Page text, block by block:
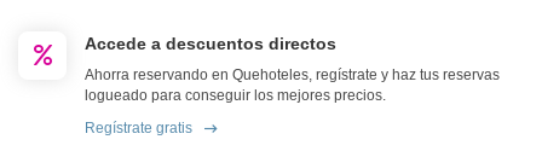
Accede a descuentos directos
Ahorra reservando en Quehoteles, regístrate y haz tus reservas
logueado para conseguir los mejores precios.
Regístrate gratis